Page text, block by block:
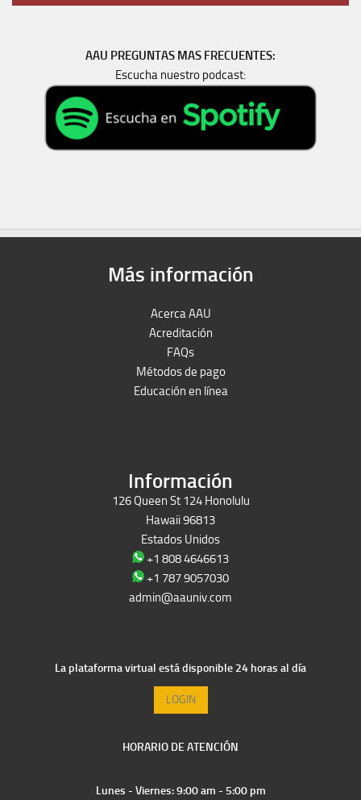
AAU PREGUNTAS MAS FRECUENTES:
Escucha nuestro podcast:
Más información
Acerca AAU
Acreditación
FAQs
Métodos de pago
Educación en línea
Información
126 Queen St 124 Honolulu
Hawaii 96813
Estados Unidos
+1 808 4646613
+1 787 9057030
admin@aauniv.com
La plataforma virtual está disponible 24 horas al día
LOGIN
HORARIO DE ATENCIÓN
Lunes - Viernes: 9:00 am - 5:00 pm